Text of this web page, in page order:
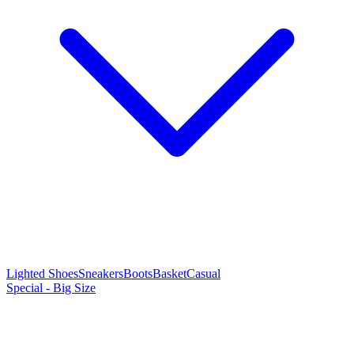
Lighted ShoesSneakersBootsBasketCasual
Special - Big Size